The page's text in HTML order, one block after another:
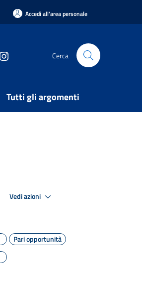
Accedi all'area personale
Cerca
Tutti gli argomenti
Vedi azioni
Pari opportunità